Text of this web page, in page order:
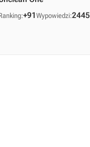
+91Wypowiedzi:2445